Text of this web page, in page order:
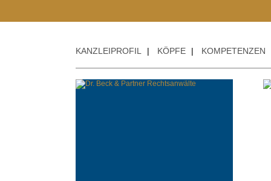
KANZLEIPROFIL | KÖPFE | KOMPETENZEN